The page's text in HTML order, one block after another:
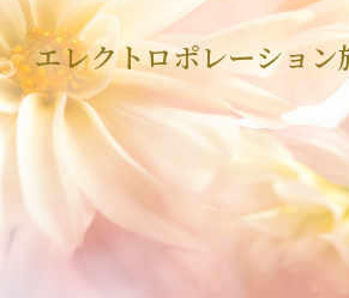
エレクトロポレーション